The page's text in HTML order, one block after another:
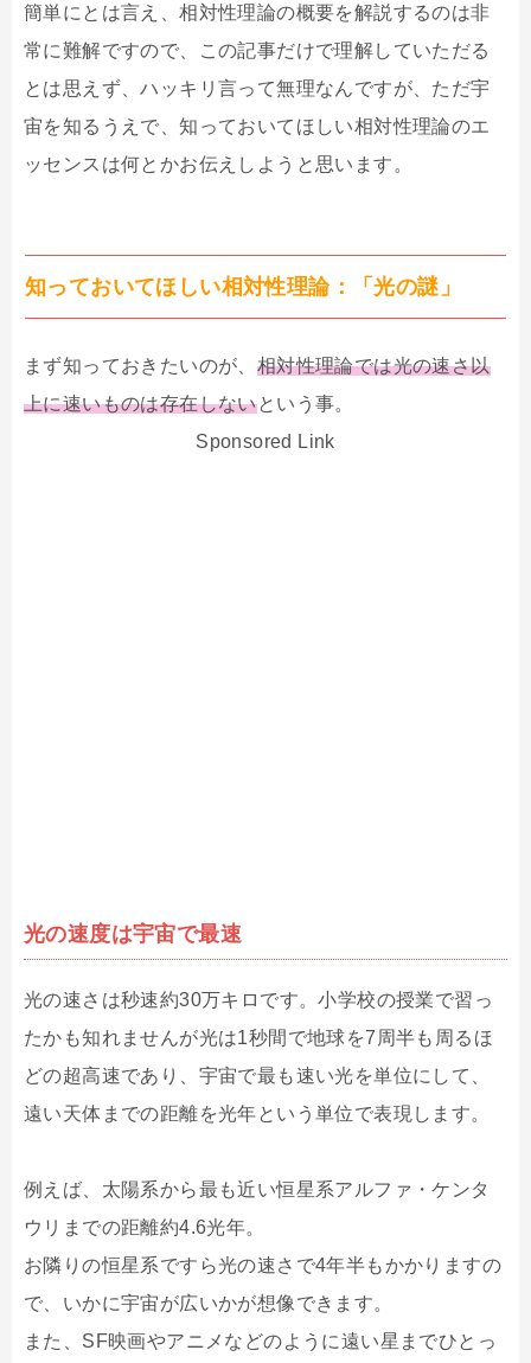
簡単にとは言え、相対性理論の概要を解説するのは非
常に難解ですので、この記事だけで理解していただる
とは思えず、ハッキリ言って無理なんですが、ただ宇
宙を知るうえで、知っておいてほしい相対性理論のエ
ッセンスは何とかお伝えしようと思います。
知っておいてほしい相対性理論：「光の謎」
まず知っておきたいのが、 相対性理論では光の速さ以
上に速いものは存在しないという事。
Sponsored Link
光の速度は宇宙で最速
光の速さは秒速約30万キロです。小学校の授業で習っ
たかも知れませんが光は1秒間で地球を7周半も周るほ
どの超高速であり、宇宙で最も速い光を単位にして、
遠い天体までの距離を光年という単位で表現します。
例えば、太陽系から最も近い恒星系アルファ・ケンタ
ウリまでの距離約4.6光年。
お隣りの恒星系ですら光の速さで4年半もかかりますの
で、いかに宇宙が広いかが想像できます。
また、SF映画やアニメなどのように遠い星までひとっ